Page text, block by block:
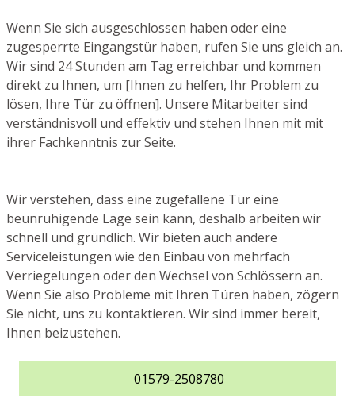
Wenn Sie sich ausgeschlossen haben oder eine
zugesperrte Eingangstür haben, rufen Sie uns gleich an.
Wir sind 24 Stunden am Tag erreichbar und kommen
direkt zu Ihnen, um [Ihnen zu helfen, Ihr Problem zu
lösen, Ihre Tür zu öffnen]. Unsere Mitarbeiter sind
verständnisvoll und effektiv und stehen Ihnen mit mit
ihrer Fachkenntnis zur Seite.
Wir verstehen, dass eine zugefallene Tür eine
beunruhigende Lage sein kann, deshalb arbeiten wir
schnell und gründlich. Wir bieten auch andere
Serviceleistungen wie den Einbau von mehrfach
Verriegelungen oder den Wechsel von Schlössern an.
Wenn Sie also Probleme mit Ihren Türen haben, zögern
Sie nicht, uns zu kontaktieren. Wir sind immer bereit,
Ihnen beizustehen.
01579-2508780